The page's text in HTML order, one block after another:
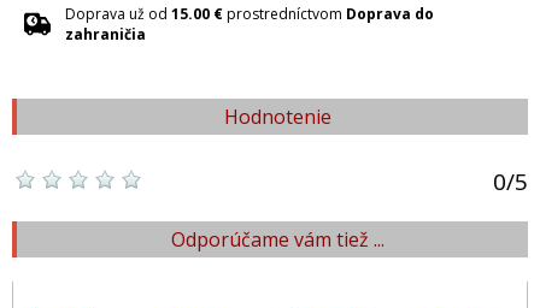
Doprava už od 15.00 €prostredníctvom Doprava do
zahraničia
Hodnotenie
0/5
Odporúčame vám tiež ...